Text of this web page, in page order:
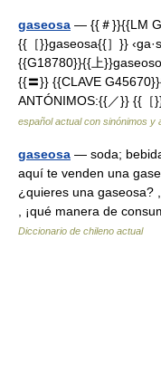
gaseosa — {{＃}}{{LM
{{［}}gaseosa{{］}}
{{G18780}}{{上
{{〓}} {{CLAVE
ANTÓNIMOS:{{／}} {{
español actual con sinónimos y
gaseosa — soda;
aquí te venden una
¿quieres una gaseosa?
, ¡qué manera de
Diccionario de chileno actual